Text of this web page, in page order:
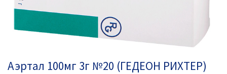
Аэртал 100мг 3г №20 (ГЕДЕОН РИХТЕР)